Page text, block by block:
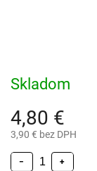
4,80 €
3,90 € bez DPH
Skladom
+
−